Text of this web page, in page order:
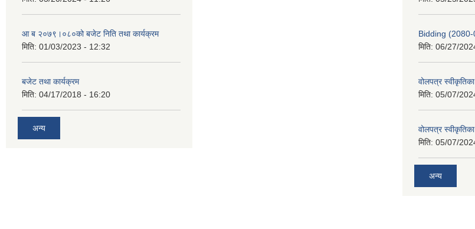
आ ब २०७९।०८०को बजेट निति तथा कार्यक्रम
मिति: 01/03/2023 - 12:32
बजेट तथा कार्यक्रम
मिति: 04/17/2018 - 16:20
अन्य
Bidding (2080-
मिति: 06/27/
वोलपत्र
मिति: 05/07/
वोलपत्र
मिति: 05/07/
अन्य